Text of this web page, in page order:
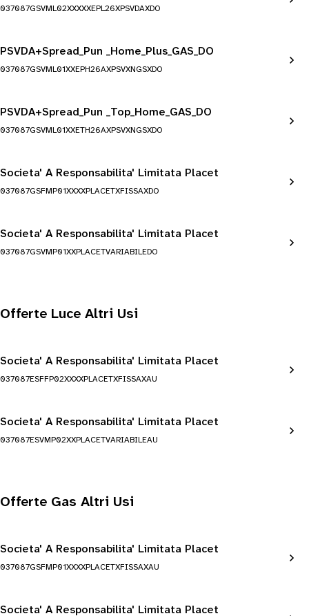
037087GSVML02XXXXXEPL26XPSVDAXDO
PSVDA+Spread_Pun _Home_Plus_GAS_DO
037087GSVML01XXEPH26AXPSVXNGSXDO
PSVDA+Spread_Pun _Top_Home_GAS_DO
037087GSVML01XXETH26AXPSVXNGSXDO
Societa' A Responsabilita' Limitata Placet
037087GSFMP01XXXXPLACETXFISSAXDO
Societa' A Responsabilita' Limitata Placet
037087GSVMP01XXPLACETVARIABILEDO
Offerte Luce Altri Usi
Societa' A Responsabilita' Limitata Placet
037087ESFFP02XXXXPLACETXFISSAXAU
Societa' A Responsabilita' Limitata Placet
037087ESVMP02XXPLACETVARIABILEAU
Offerte Gas Altri Usi
Societa' A Responsabilita' Limitata Placet
037087GSFMP01XXXXPLACETXFISSAXAU
Societa' A Responsabilita' Limitata Placet